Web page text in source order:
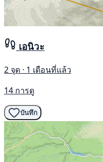
เอนิวะ
2 จุด · 1 เดือนที่แล้ว
14 การดู
บันทึก